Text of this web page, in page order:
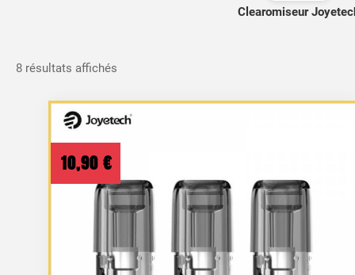
Clearomiseur
8 résultats affichés
plus
ancien
10,90€